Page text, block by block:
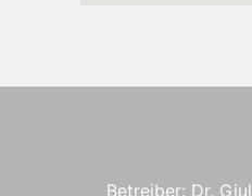
Betreiber: Dr.